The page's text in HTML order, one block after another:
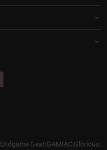
Endgame Gear|GAMIAC|Glorious|